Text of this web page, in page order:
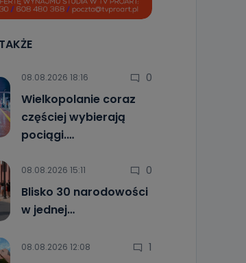
08.08.2026 18:16 0
Wielkopolanie coraz
częściej wybierają
pociągi.…
08.08.2026 15:11 0
Blisko 30 narodowości
w jednej…
08.08.2026 12:08 1